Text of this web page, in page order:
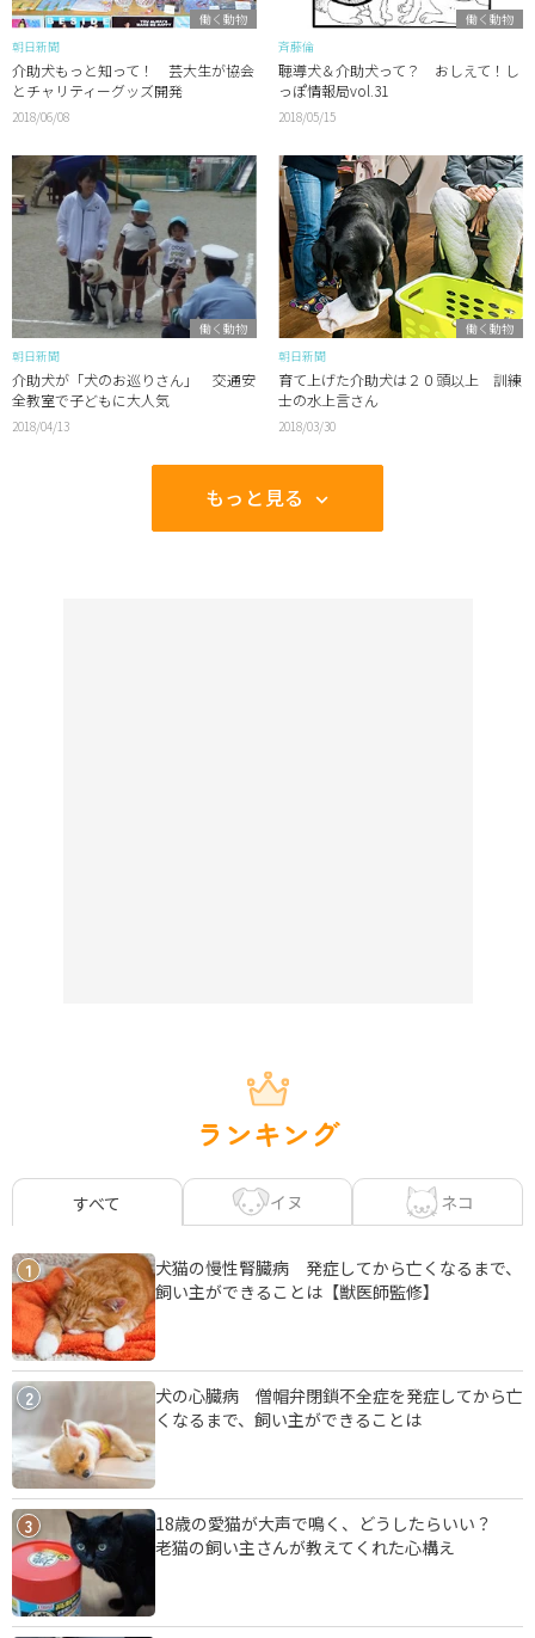
働く動物
朝日新聞
介助犬もっと知って！ 芸大生が協会
とチャリティーグッズ開発
2018/06/08
働く動物
斉藤倫
聴導犬＆介助犬って？ おしえて！し
っぽ情報局vol.31
2018/05/15
働く動物
朝日新聞
介助犬が「犬のお巡りさん」 交通安
全教室で子どもに大人気
2018/04/13
働く動物
朝日新聞
育て上げた介助犬は２０頭以上 訓練
士の水上言さん
2018/03/30
もっと見る
ランキング
すべて イヌ ネコ
1
犬猫の慢性腎臓病 発症してから亡くなるまで、
飼い主ができることは【獣医師監修】
2
犬の心臓病 僧帽弁閉鎖不全症を発症してから亡
くなるまで、飼い主ができることは
3
18歳の愛猫が大声で鳴く、どうしたらいい？
老猫の飼い主さんが教えてくれた心構え